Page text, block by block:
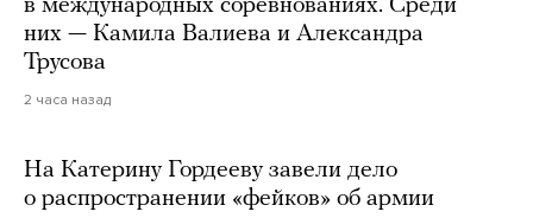
в международных соревнованиях. Среди
них — Камила Валиева и Александра
Трусова
2 часа назад
На Катерину Гордееву завели дело
о распространении «фейков» об армии